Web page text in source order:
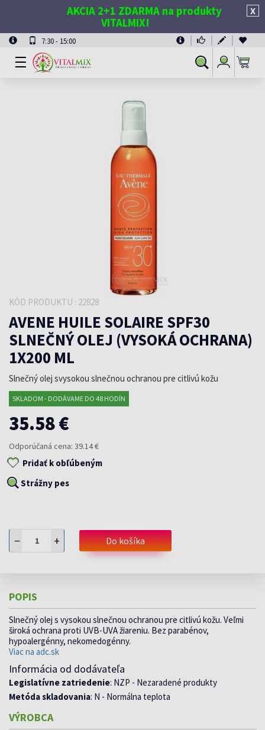
X
AKCIA 2+1 ZDARMA na produkty
VITALMIX!
7:30 - 15:00
Vyhľadávanie
Prihlásiť
sa
KÓD PRODUKTU : 22828
AVENE HUILE SOLAIRE SPF30
SLNEČNÝ OLEJ (VYSOKÁ OCHRANA)
1X200 ML
Slnečný olej svysokou slnečnou ochranou pre citlivú kožu
SKLADOM - DODÁVAME DO 48 HODÍN
35.58 €
Odporúčaná cena: 39.14 €
Pridať k obľúbeným
Strážny pes
− + Do košíka
POPIS
Slnečný olej s vysokou slnečnou ochranou pre citlivú kožu. Veľmi
široká ochrana proti UVB-UVA žiareniu. Bez parabénov,
hypoalergénny, nekomedogénny.
Viac na adc.sk
Informácia od dodávateľa
Legislatívne zatriedenie: NZP - Nezaradené produkty
Metóda skladovania: N - Normálna teplota
VÝROBCA